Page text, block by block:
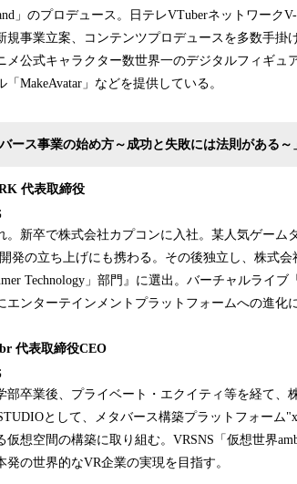
」のプロデュース。日テレVTuberネットワーク
規事業立案、コンテンツプロデュースを多数手掛
メ公式キャラクター数世界一のデジタルフィギュ
「MakeAvatar」などを提供している。
バース事業の始め方～成功と失敗には法則がある～
代表取締役
。新卒で株式会社カプコンに入社。某人気ゲー
発の立ち上げにも携わる。その後独立し、株式会
Technology」部門』に選出。バーチャルライ
エンターテインメントプラットフォームへの進化
代表取締役CEO
部卒業後、プライベート・エクイティ等を経て、
として、メタバース構築プラットフォーム
仮想空間の構築に取り組む。VRSNS「仮想世界
発の世界的なVR企業の実現を目指す。